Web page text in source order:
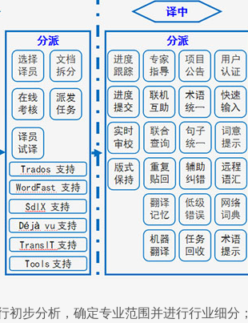
步分析，确定专业范围并进行行业细分；